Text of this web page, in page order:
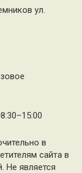
ул.
в
сайта в
Не является